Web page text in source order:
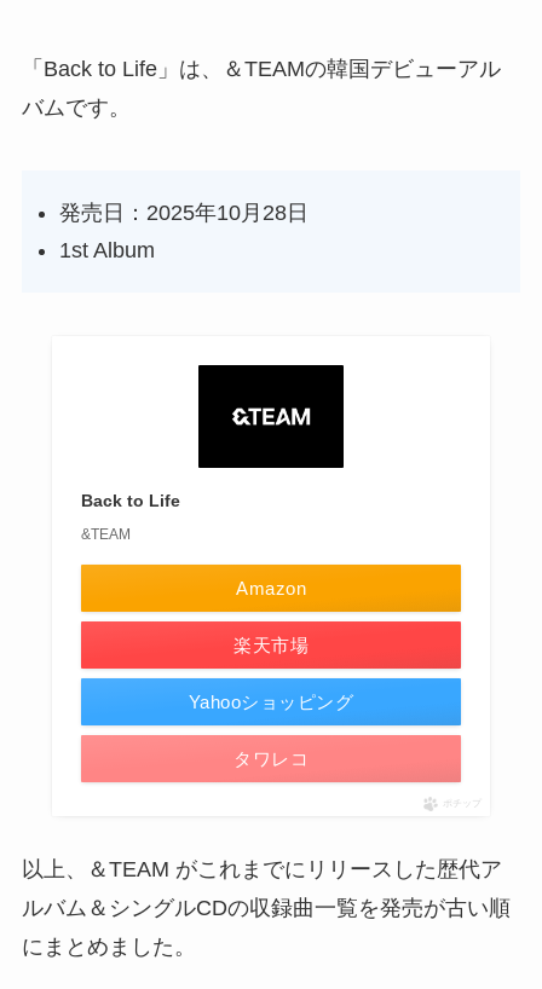
「Back to Life」は、＆TEAMの韓国デビューアル
バムです。
発売日：2025年10月28日
1st Album
Back to Life
&TEAM
Amazon
楽天市場
Yahooショッピング
タワレコ
ポチップ
以上、＆TEAM がこれまでにリリースした歴代ア
ルバム＆シングルCDの収録曲一覧を発売が古い順
にまとめました。